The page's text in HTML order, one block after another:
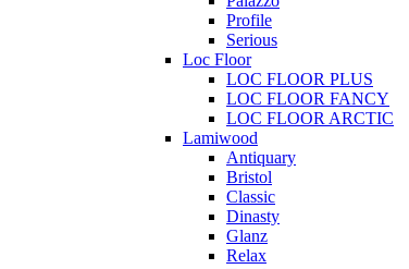
Profile
Serious
Loc Floor
LOC FLOOR PLUS
LOC FLOOR FANCY
LOC FLOOR ARCTIC
Lamiwood
Antiquary
Bristol
Classic
Dinasty
Glanz
Relax